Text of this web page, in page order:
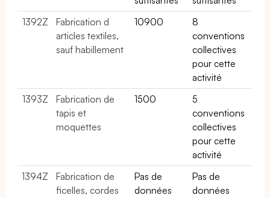
1392Z
Fabrication d
articles textiles,
sauf habillement
10900
8
conventions
collectives
pour cette
activité
1393Z
Fabrication de
tapis et
moquettes
1500
5
conventions
collectives
pour cette
activité
1394Z
Fabrication de
ficelles, cordes
Pas de
données
Pas de
données